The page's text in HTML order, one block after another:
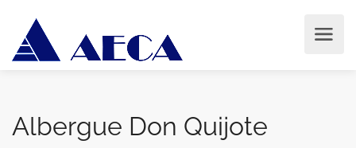
Albergue Don Quijote